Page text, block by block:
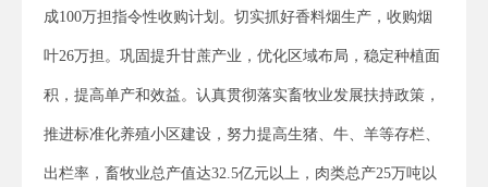
成100万担指令性收购计划。切实抓好香料烟生产，收购烟
叶26万担。巩固提升甘蔗产业，优化区域布局，稳定种植面
积，提高单产和效益。认真贯彻落实畜牧业发展扶持政策，
推进标准化养殖小区建设，努力提高生猪、牛、羊等存栏、
出栏率，畜牧业总产值达32.5亿元以上，肉类总产25万吨以